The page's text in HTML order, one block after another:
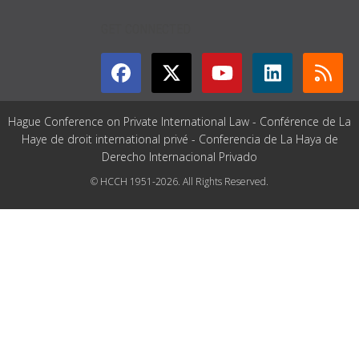
Hague Conference on Private International Law - Conférence de La
Haye de droit international privé - Conferencia de La Haya de
Derecho Internacional Privado
© HCCH 1951-2026. All Rights Reserved.